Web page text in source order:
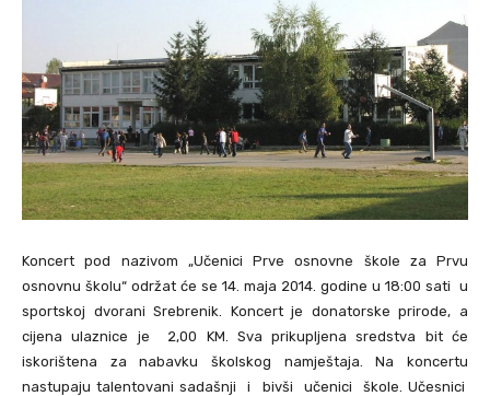
Koncert pod nazivom „Učenici Prve osnovne škole za Prvu
osnovnu školu“ održat će se 14. maja 2014. godine u 18:00 sati u
sportskoj dvorani Srebrenik. Koncert je donatorske prirode, a
cijena ulaznice je 2,00 KM. Sva prikupljena sredstva bit će
iskorištena za nabavku školskog namještaja. Na koncertu
nastupaju talentovani sadašnji i bivši učenici škole. Učesnici